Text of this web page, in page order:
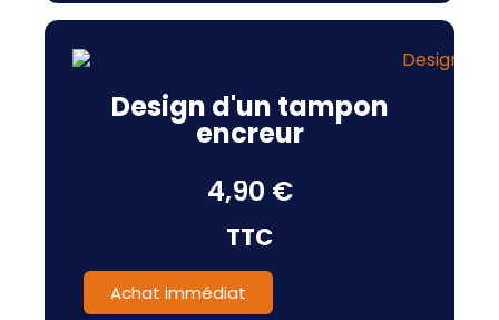
Design d'un tampon
encreur
4,90 €
TTC
Achat immédiat